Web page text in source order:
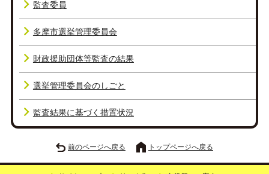
監査委員
多摩市選挙管理委員会
財政援助団体等監査の結果
選挙管理委員会のしごと
監査結果に基づく措置状況
前のページへ戻る トップページへ戻る